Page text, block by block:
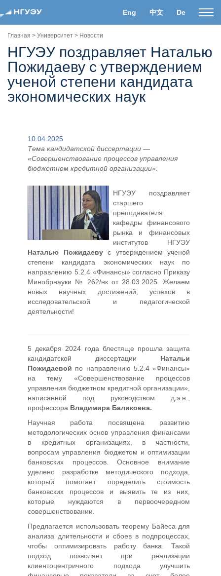
Eng 中文 De
Главная > Университет > Новости
НГУЭУ поздравляет Наталью
Пожидаеву с утверждением
ученой степени кандидата
экономических наук
10.04.2025
Тема кандидатской диссертации —
«Совершенствование процессов управления
бюджетном кредитной организации».
НГУЭУ поздравляет
старшего
преподавателя
кафедры финансового
рынка и финансовых
институтов НГУЭУ
Наталью Пожидаевуc утверждением ученой
степени кандидата экономических наук по
направлению 5.2.4 «Финансы» согласно Приказу
Минобрнауки № 262/нк от 28.03.2025. Желаем
новых научных достижений, успехов в
исследовательской и педагогической
деятельности!
5 декабря 2024 года блестяще прошла защита
кандидатской диссертации Натальи
Пожидаевой по направлению 5.2.4 «Финансы»
на тему «Совершенствование процессов
управления бюджетном кредитной организации»,
написанной под руководством д.э.н.,
профессора Владимира Баликоева.
Научная работа посвящена развитию
методологических основ управления финансами
в кредитных организациях, в частности,
вопросам управления бюджетом и оптимизации
банковских процессов. Основное внимание
уделено разработке методического подхода,
который помогает определить стоимость
банковских процессов и выявить те из них,
которые нуждаются в первоочередном
совершенствовании.
Предлагается использовать теорему Байеса для
анализа длительности и сбоев в подпроцессах,
чтобы оптимизировать работу банка. Такой
подход позволяет при реализации
клиентоцентричного подхода улучшить